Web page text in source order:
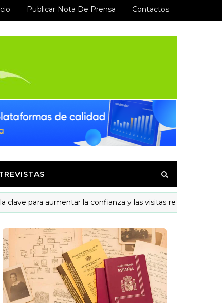
Publicar Nota De Prensa Contactos
la confianza y las visitas recurrentes